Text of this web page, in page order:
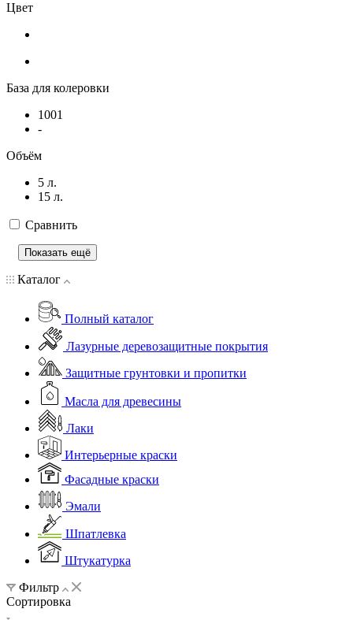
Цвет
База для колеровки
1001
-
Объём
5 л.
15 л.
Сравнить
Показать ещё
Каталог
Полный каталог
Лазурные деревозащитные покрытия
Защитные грунтовки и пропитки
Масла для древесины
Лаки
Интерьерные краски
Фасадные краски
Эмали
Шпатлевка
Штукатурка
Фильтр
Сортировка